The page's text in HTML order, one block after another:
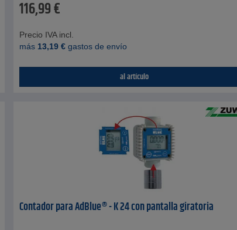
116,99€
Precio IVA incl.
más 13,19 € gastos de envío
al artículo
Contador para AdBlue® - K 24 con pantalla giratoria